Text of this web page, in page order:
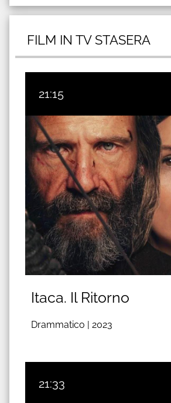
FILM IN TV STASERA
21:15
Itaca. Il Ritorno
Drammatico | 2023
21:33